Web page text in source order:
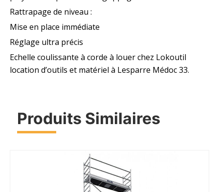
Rattrapage de niveau :
Mise en place immédiate
Réglage ultra précis
Echelle coulissante à corde à louer chez Lokoutil
location d’outils et matériel à Lesparre Médoc 33.
Produits Similaires